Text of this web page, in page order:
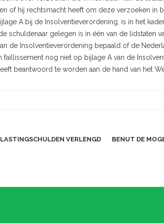
of hij rechtsmacht heeft om deze verzoeken in
A bij de Insolventieverordening, is in het
schuldenaar gelegen is in één van de lidstaten
de Insolventieverordening bepaald of de
nog niet op bijlage A van de
beantwoord te worden aan de hand van het
VERLENGD
BENUT DE